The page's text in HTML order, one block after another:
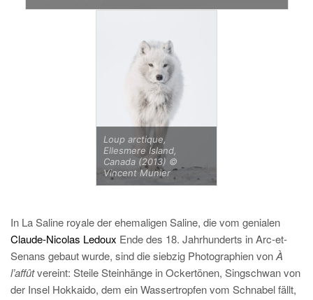
Loup arctique,
Ellesmere Island,
Canada (2013) ©
Vincent Munier
In La Saline royale der ehemaligen Saline, die vom genialen
Claude-Nicolas Ledoux Ende des 18. Jahrhunderts in Arc-et-
Senans gebaut wurde, sind die siebzig Photographien vonÀ
l’affûtvereint: Steile Steinhänge in Ockertönen, Singschwan von
der Insel Hokkaido, dem ein Wassertropfen vom Schnabel fällt,